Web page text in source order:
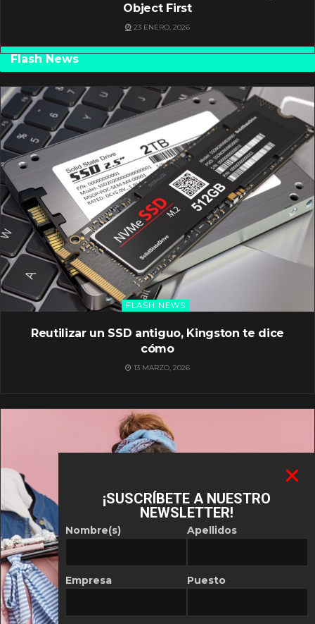
Object First
23 ENERO, 2026
Flash News
FLASH NEWS
Reutilizar un SSD antiguo, Kingston te dice
cómo
13 MARZO, 2026
¡SUSCRÍBETE A NUESTRO
NEWSLETTER!
Nombre(s)
Empresa
Apellidos
Puesto